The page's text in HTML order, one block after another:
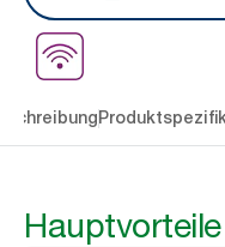
Hauptvorteile